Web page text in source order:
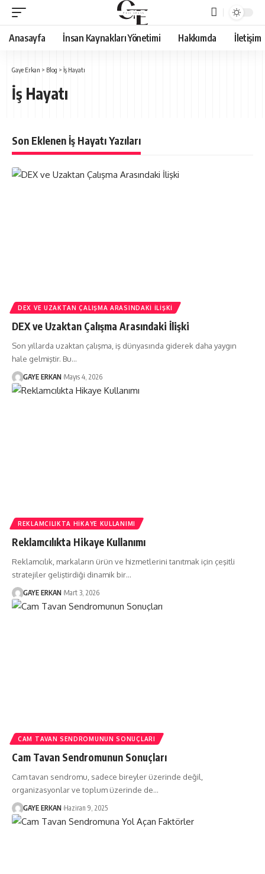
Anasayfa İnsan Kaynakları Yönetimi Hakkımda İletişim
Gaye Erkan > Blog > İş Hayatı
İş Hayatı
Son Eklenen İş Hayatı Yazıları
DEX VE UZAKTAN ÇALIŞMA ARASINDAKI İLIŞKI
DEX ve Uzaktan Çalışma Arasındaki İlişki
Son yıllarda uzaktan çalışma, iş dünyasında giderek daha yaygın
hale gelmiştir. Bu…
GAYE ERKAN Mayıs 4, 2026
REKLAMCILIKTA HIKAYE KULLANIMI
Reklamcılıkta Hikaye Kullanımı
Reklamcılık, markaların ürün ve hizmetlerini tanıtmak için çeşitli
stratejiler geliştirdiği dinamik bir…
GAYE ERKAN Mart 3, 2026
CAM TAVAN SENDROMUNUN SONUÇLARI
Cam Tavan Sendromunun Sonuçları
Cam tavan sendromu, sadece bireyler üzerinde değil,
organizasyonlar ve toplum üzerinde de…
GAYE ERKAN Haziran 9, 2025